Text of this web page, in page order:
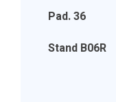
Pad. 36
Stand B06R